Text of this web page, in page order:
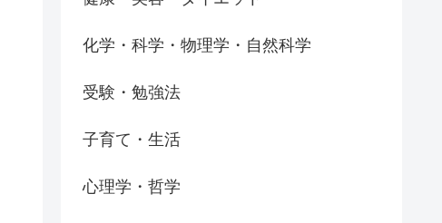
化学・科学・物理学・自然科学
受験・勉強法
子育て・生活
心理学・哲学